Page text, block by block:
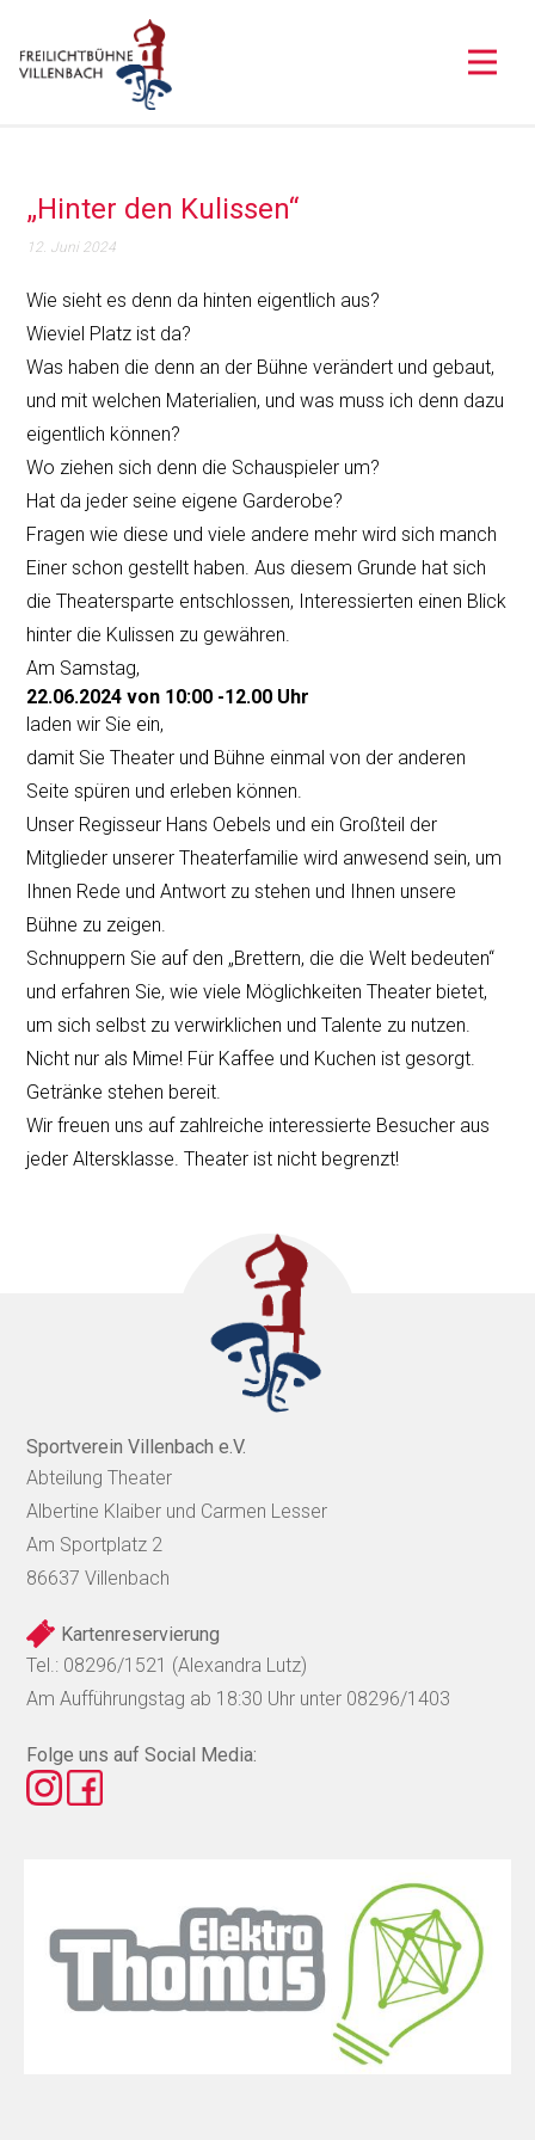
„Hinter den Kulissen“
12. Juni 2024
Wie sieht es denn da hinten eigentlich aus?
Wieviel Platz ist da?
Was haben die denn an der Bühne verändert und gebaut,
und mit welchen Materialien, und was muss ich denn dazu
eigentlich können?
Wo ziehen sich denn die Schauspieler um?
Hat da jeder seine eigene Garderobe?
Fragen wie diese und viele andere mehr wird sich manch
Einer schon gestellt haben. Aus diesem Grunde hat sich
die Theatersparte entschlossen, Interessierten einen Blick
hinter die Kulissen zu gewähren.
Am Samstag,
22.06.2024 von 10:00 -12.00 Uhr
laden wir Sie ein,
damit Sie Theater und Bühne einmal von der anderen
Seite spüren und erleben können.
Unser Regisseur Hans Oebels und ein Großteil der
Mitglieder unserer Theaterfamilie wird anwesend sein, um
Ihnen Rede und Antwort zu stehen und Ihnen unsere
Bühne zu zeigen.
Schnuppern Sie auf den „Brettern, die die Welt bedeuten“
und erfahren Sie, wie viele Möglichkeiten Theater bietet,
um sich selbst zu verwirklichen und Talente zu nutzen.
Nicht nur als Mime! Für Kaffee und Kuchen ist gesorgt.
Getränke stehen bereit.
Wir freuen uns auf zahlreiche interessierte Besucher aus
jeder Altersklasse. Theater ist nicht begrenzt!
Sportverein Villenbach e.V.
Abteilung Theater
Albertine Klaiber und Carmen Lesser
Am Sportplatz 2
86637 Villenbach
Kartenreservierung
Tel.: 08296/1521 (Alexandra Lutz)
Am Aufführungstag ab 18:30 Uhr unter 08296/1403
Folge uns auf Social Media: